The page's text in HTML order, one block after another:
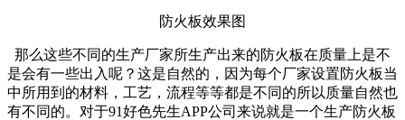
防火板效果图
那么这些不同的生产厂家所生产出来的防火板在质量上是不
是会有一些出入呢？这是自然的，因为每个厂家设置防火板当
中所用到的材料，工艺，流程等等都是不同的所以质量自然也
有不同的。对于91好色先生APP公司来说就是一个生产防火板